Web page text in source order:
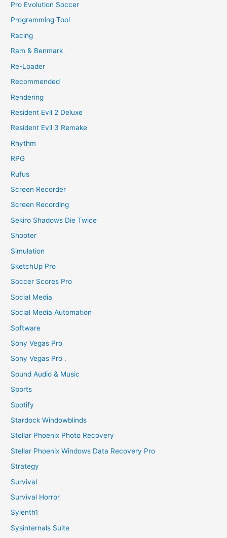
Pro Evolution Soccer
Programming Tool
Racing
Ram & Benmark
Re-Loader
Recommended
Rendering
Resident Evil 2 Deluxe
Resident Evil 3 Remake
Rhythm
RPG
Rufus
Screen Recorder
Screen Recording
Sekiro Shadows Die Twice
Shooter
Simulation
SketchUp Pro
Soccer Scores Pro
Social Media
Social Media Automation
Software
Sony Vegas Pro
Sony Vegas Pro .
Sound Audio & Music
Sports
Spotify
Stardock Windowblinds
Stellar Phoenix Photo Recovery
Stellar Phoenix Windows Data Recovery Pro
Strategy
Survival
Survival Horror
Sylenth1
Sysinternals Suite